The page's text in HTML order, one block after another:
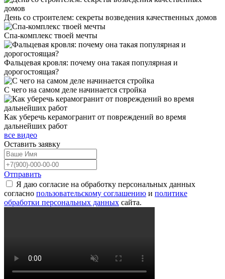
День со строителем: секреты возведения качественных домов
Спа-комплекс твоей мечты
Фальцевая кровля: почему она такая популярная и
дорогостоящая?
С чего на самом деле начинается стройка
Как уберечь керамогранит от повреждений во время
дальнейших работ
все видео
Оставить заявку
Отправить
Я даю согласие на обработку персональных данных
согласно пользовательскому соглашению и политике
обработки персональных данных сайта.